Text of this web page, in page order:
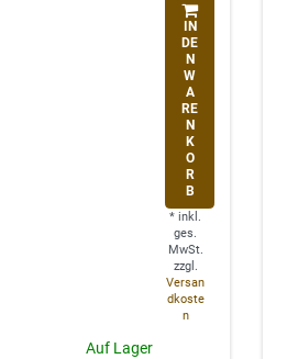
IN
DE
N
W
A
RE
N
K
O
R
B
* inkl.
ges.
MwSt.
zzgl.
Versan
dkoste
n
Auf Lager